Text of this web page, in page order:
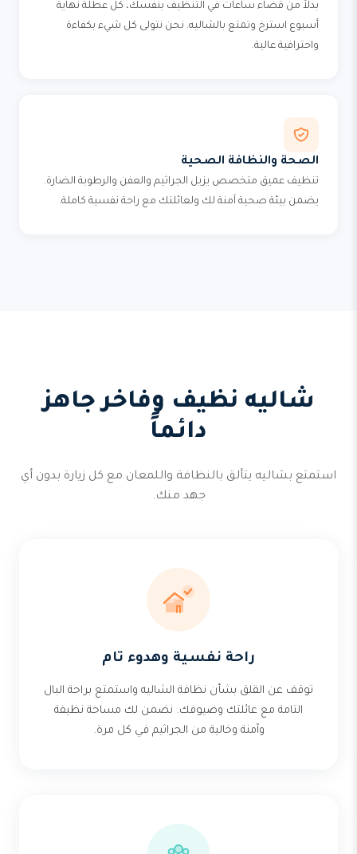
بدلاً من قضاء ساعات في التنظيف بنفسك، كل عطلة نهاية
أسبوع استرخ وتمتع بالشاليه. نحن نتولى كل شيء بكفاءة
واحترافية عالية.
الصحة والنظافة الصحية
تنظيف عميق متخصص يزيل الجراثيم والعفن والرطوبة الضارة.
يضمن بيئة صحية آمنة لك ولعائلتك مع راحة نفسية كاملة.
شاليه نظيف وفاخر جاهز
دائماً
استمتع بشاليه يتألق بالنظافة واللمعان مع كل زيارة بدون أي
جهد منك.
راحة نفسية وهدوء تام
توقف عن القلق بشأن نظافة الشاليه واستمتع براحة البال
التامة مع عائلتك وضيوفك. نضمن لك مساحة نظيفة
وآمنة وخالية من الجراثيم في كل مرة.